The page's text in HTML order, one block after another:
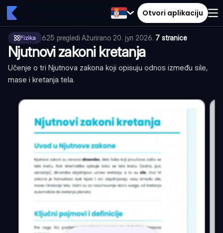
Otvori aplikaciju
Fizika 625 pregledi·Ažurirano 20. јул 2026.·7 stranice
Njutnovi zakoni kretanja
Učenje o tri Njutnova zakona koji opisuju odnos između sile,
mase i kretanja tela.